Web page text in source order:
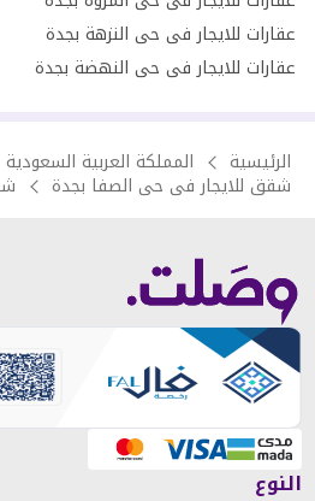
عقارات للايجار فى حى النزهة بجدة
عقارات للايجار فى حى النهضة بجدة
الرئيسية المملكة العربية السعودية
شقق للايجار فى حى الصفا بجدة شقة
النوع